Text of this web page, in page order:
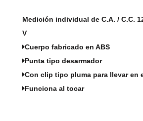
Medición individual de C.A. / C.C.
V
Cuerpo fabricado en ABS
Punta tipo desarmador
Con clip tipo pluma para llevar en
Funciona al tocar